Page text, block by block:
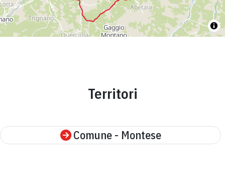
Territori
Comune - Montese